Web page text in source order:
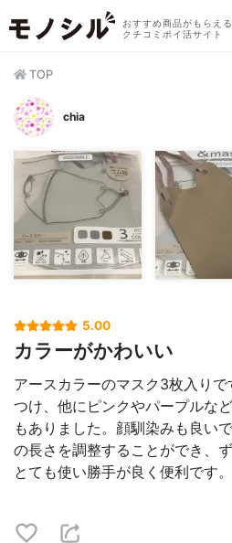
おすすめ商品がもらえる
クチコミポイ活サイト
TOP
chia
5.00
カラーがかわいい
アースカラーのマスク3枚入り
つけ、他にピンクやパープルな
もありました。顔馴染みも良い
の長さを調整することができ、
とても使い勝手が良く便利です。